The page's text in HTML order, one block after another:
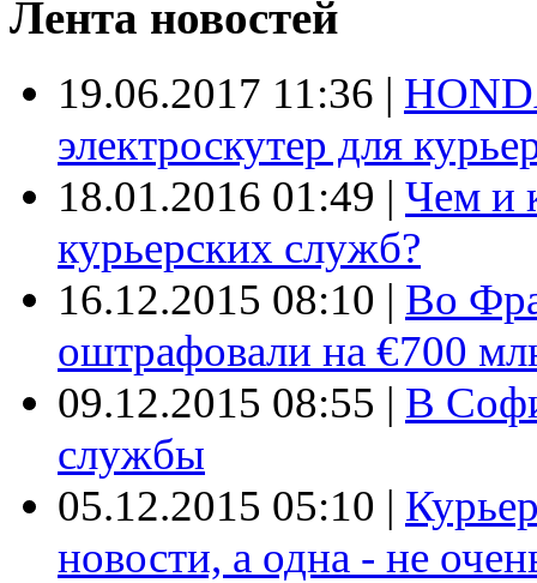
Лента новостей
19.06.2017 11:36 |
электроскутер для
18.01.2016 01:49 | Чем и
курьерских служб?
16.12.2015 08:10 | Во
оштрафовали на €700
09.12.2015 08:55 | В
службы
05.12.2015 05:10 |
новости, а одна - не